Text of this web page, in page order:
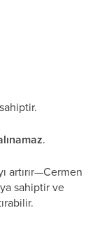
.
artırır—Cermen
sahiptir ve